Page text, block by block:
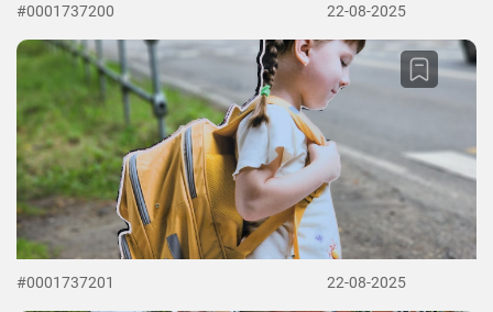
#0001737200 22-08-2025
#0001737201 22-08-2025